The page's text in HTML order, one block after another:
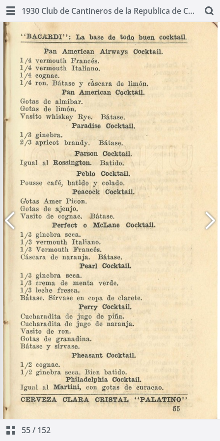
1930 Club de Cantineros de la Republica de Cuba: Manual Oficial
55/ 152